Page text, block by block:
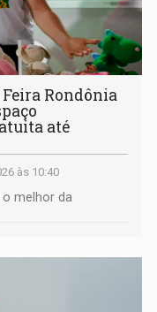
Feira Rondônia
até
às 10:40
melhor da